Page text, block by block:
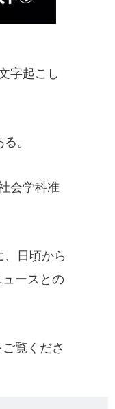
字起こし
。
会学科准
日頃から
ースとの
覧くださ